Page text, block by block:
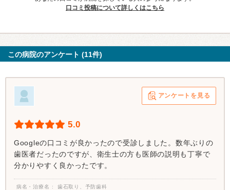
口コミ投稿について詳しくはこちら
この病院のアンケート (11件)
アンケートを見る
5.0
Googleの口コミが良かったので受診しました。数年ぶりの
歯医者だったのですが、衛生士の方も医師の説明も丁寧で
分かりやすく良かったです。
病名・治療名 歯石取り、予防歯科